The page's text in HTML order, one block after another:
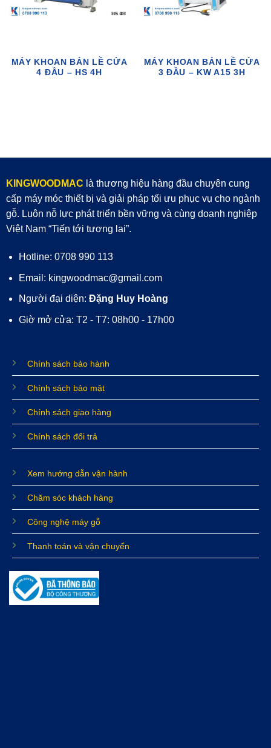
MÁY KHOAN BẢN LỀ CỬA
4 ĐẦU – HS 4H
MÁY KHOAN BẢN LỀ CỬA
3 ĐẦU – KW A15 3H
KINGWOODMAC là thương hiệu hàng đầu chuyên cung
cấp máy móc thiết bị và giải pháp tối ưu phục vụ cho ngành
gỗ. Luôn nỗ lực phát triển bền vững và cùng doanh nghiệp
Việt Nam “Tiến tới tương lai”.
Hotline: 0708 990 113
Email: kingwoodmac@gmail.com
Người đại diện: Đặng Huy Hoàng
Giờ mở cửa: T2 - T7: 08h00 - 17h00
Chính sách bảo hành
Chính sách bảo mật
Chính sách giao hàng
Chính sách đổi trả
Xem hướng dẫn vận hành
Chăm sóc khách hàng
Công nghệ máy gỗ
Thanh toán và vận chuyển